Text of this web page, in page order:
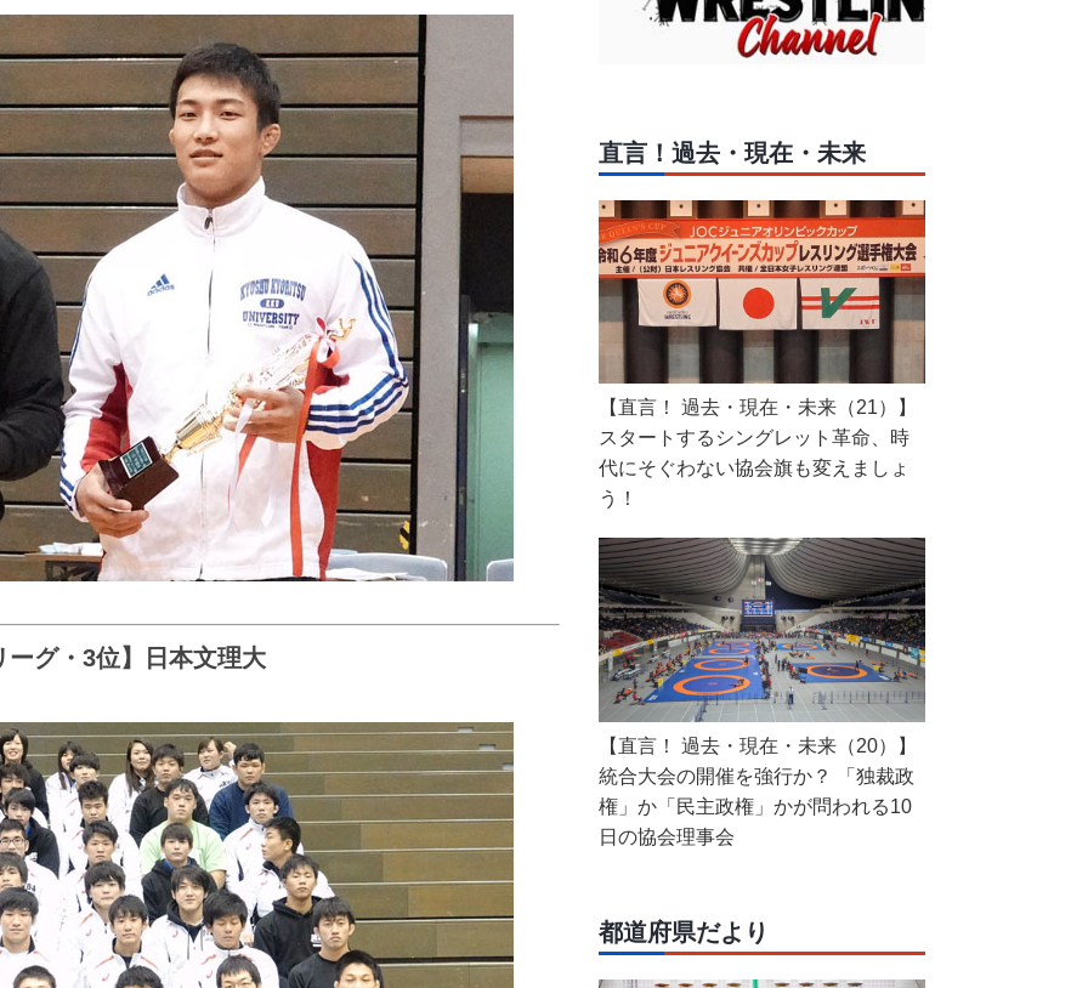
ーグ・3位】日本文理大
直言！過去・現在・未来
【直言！ 過去・現在・未来（21）】
スタートするシングレット革命、時
代にそぐわない協会旗も変えましょ
う！
【直言！ 過去・現在・未来（20）】
統合大会の開催を強行か？ 「独裁政
権」か「民主政権」かが問われる10
日の協会理事会
都道府県だより